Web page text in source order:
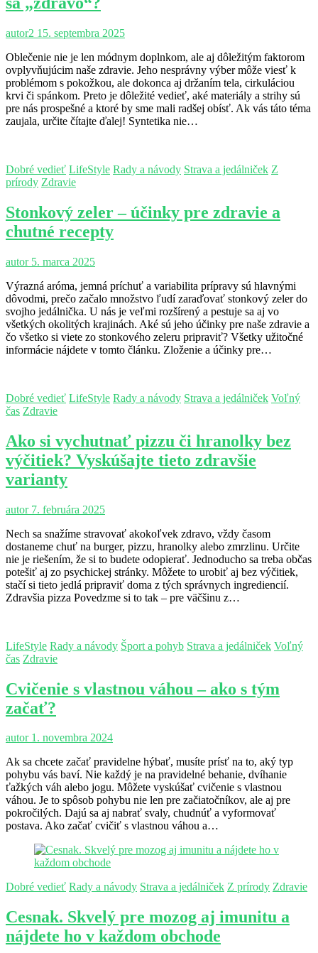
autor2 15. septembra 2025
Oblečenie nie je len módnym doplnkom, ale aj dôležitým faktorom
ovplyvňujúcim naše zdravie. Jeho nesprávny výber môže viesť k
problémom s pokožkou, ale dokonca aj držaním tela, cirkuláciou
krvi či spánkom. Preto je dôležité vedieť, aké materiály a strihy sú
pre nás prospešné a ktoré by sme mali radšej obísť. Ak vás táto téma
zaujala, určite čítajte ďalej! Syntetika nie…
Dobré vedieť LifeStyle Rady a návody Strava a jedálniček Z
prírody Zdravie
Stonkový zeler – účinky pre zdravie a
chutné recepty
autor5. marca 2025
Výrazná aróma, jemná príchuť a variabilita prípravy sú hlavnými
dôvodmi, prečo začalo množstvo ľudí zaraďovať stonkový zeler do
svojho jedálnička. U nás je veľmi rozšírený a pestuje sa aj vo
všetkých okolitých krajinách. Aké sú jeho účinky pre naše zdravie a
čo všetko si viete zo stonkového zeleru pripraviť? Všetky užitočné
informácie nájdete v tomto článku. Zloženie a účinky pre…
Dobré vedieť LifeStyle Rady a návody Strava a jedálniček Voľný
čas Zdravie
Ako si vychutnať pizzu či hranolky bez
výčitiek? Vyskúšajte tieto zdravšie
varianty
autor7. februára 2025
Nech sa snažíme stravovať akokoľvek zdravo, vždy časom
dostaneme chuť na burger, pizzu, hranolky alebo zmrzlinu. Určite
nie je riešením, že si to budete odopierať. Jednoducho sa treba občas
potešiť aj zo psychickej stránky. Môžete to urobiť aj bez výčitiek,
stačí si tieto jedlá pripraviť doma z tých správnych ingrediencií.
Zdravšia pizza Povedzme si to tak – pre väčšinu z…
LifeStyle Rady a návody Šport a pohyb Strava a jedálniček Voľný
čas Zdravie
Cvičenie s vlastnou váhou – ako s tým
začať?
autor1. novembra 2024
Ak sa chcete začať pravidelne hýbať, musíte prísť na to, aký typ
pohybu vás baví. Nie každý je na pravidelné behanie, dvíhanie
ťažkých váh alebo jogu. Môžete vyskúšať cvičenie s vlastnou
váhou. Je to spôsob pohybu nie len pre začiatočníkov, ale aj pre
pokročilých. Dajú sa aj nabrať svaly, chudnúť a vyformovať
postava. Ako začať cvičiť s vlastnou váhou a…
Dobré vedieť Rady a návody Strava a jedálniček Z prírody Zdravie
Cesnak. Skvelý pre mozog aj imunitu a
nájdete ho v každom obchode